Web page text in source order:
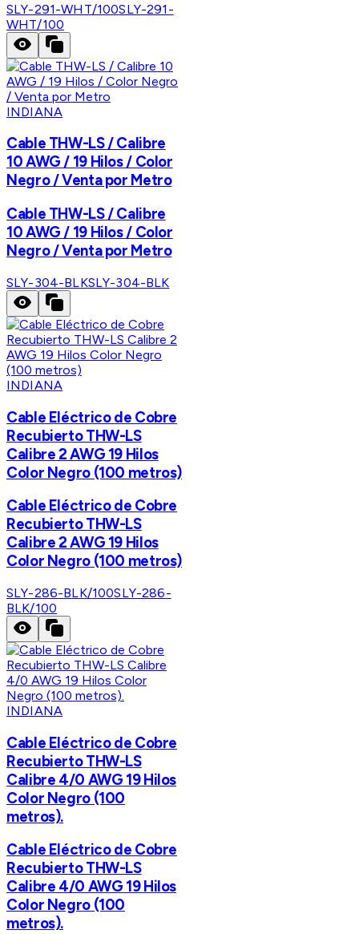
SLY-291-WHT/100SLY-291-
WHT/100
INDIANA
Cable THW-LS / Calibre
10 AWG / 19 Hilos / Color
Negro / Venta por Metro
Cable THW-LS / Calibre
10 AWG / 19 Hilos / Color
Negro / Venta por Metro
SLY-304-BLKSLY-304-BLK
INDIANA
Cable Eléctrico de Cobre
Recubierto THW-LS
Calibre 2 AWG 19 Hilos
Color Negro (100 metros)
Cable Eléctrico de Cobre
Recubierto THW-LS
Calibre 2 AWG 19 Hilos
Color Negro (100 metros)
SLY-286-BLK/100SLY-286-
BLK/100
INDIANA
Cable Eléctrico de Cobre
Recubierto THW-LS
Calibre 4/0 AWG 19 Hilos
Color Negro (100
metros).
Cable Eléctrico de Cobre
Recubierto THW-LS
Calibre 4/0 AWG 19 Hilos
Color Negro (100
metros).